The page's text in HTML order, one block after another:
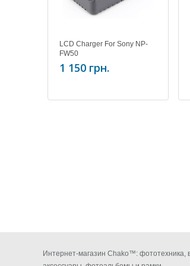
LCD Charger For Sony NP-
FW50
1 150 грн.
Интернет-магазин Chako™: фототехника,